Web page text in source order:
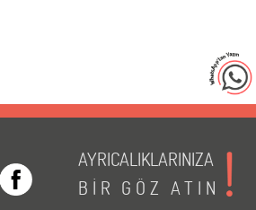
AYRICALIKLARINIZA
BİR GÖZ ATIN